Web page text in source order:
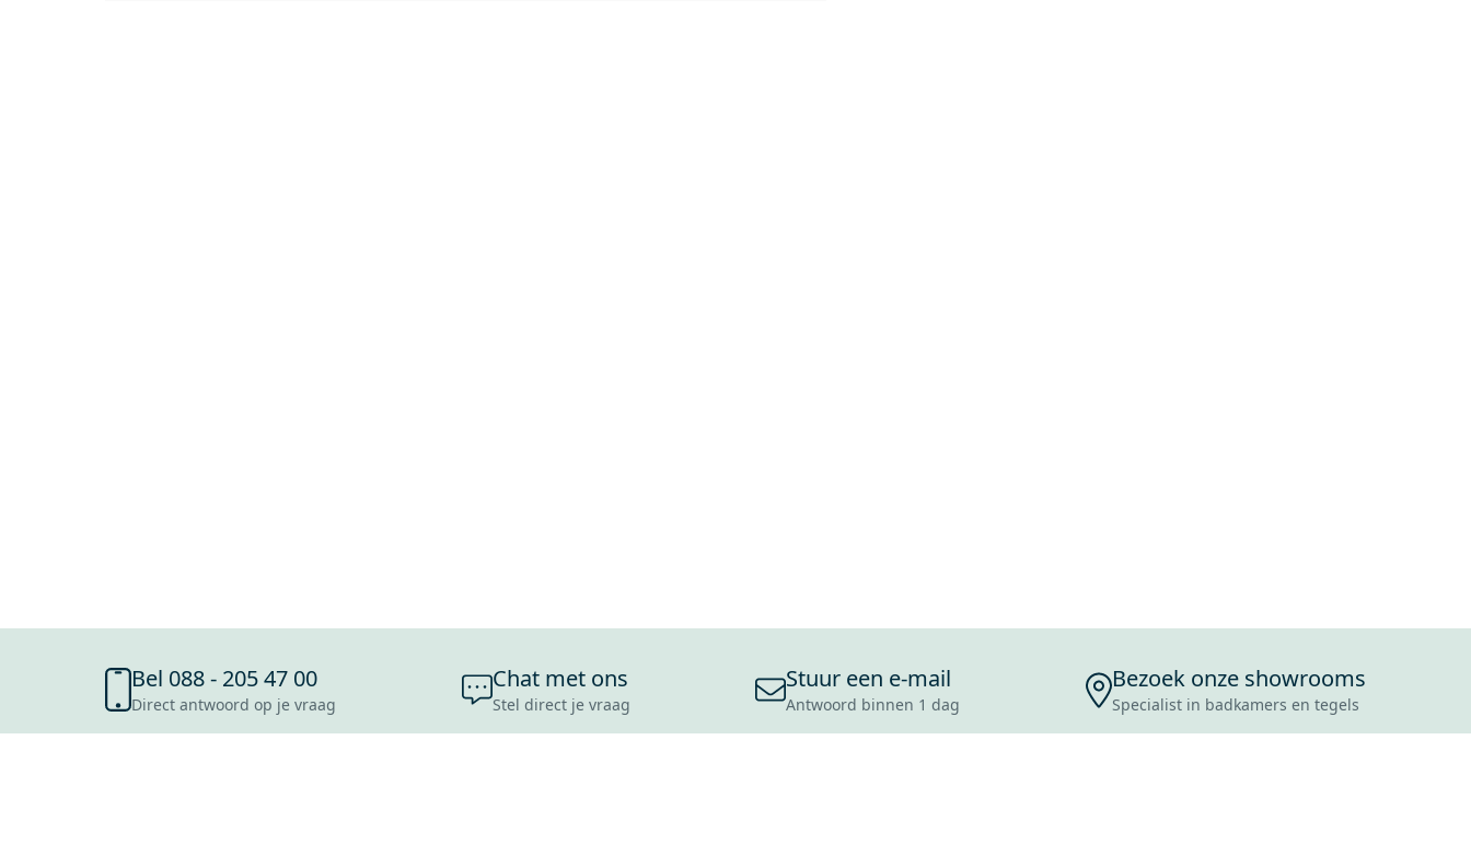
Bel 088 - 205 47 00
Direct antwoord op je vraag
Chat met ons
Stel direct je vraag
Stuur een e-mail
Antwoord binnen 1 dag
Bezoek onze showrooms
Specialist in badkamers en tegels